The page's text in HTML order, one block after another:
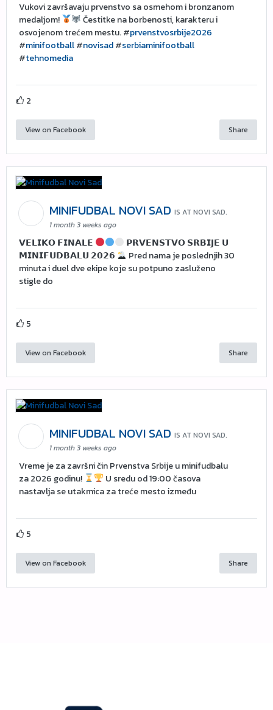
Vukovi završavaju prvenstvo sa osmehom i bronzanom
medaljom!
Čestitke na borbenosti, karakteru i
osvojenom trećem mestu. #prvenstvosrbije2026
#minifootball#novisad#serbiaminifootball
#tehnomedia
2
View on Facebook Share
MINIFUDBAL NOVI SAD IS AT NOVI SAD.
1 month 3 weeks ago
𝗩𝗘𝗟𝗜𝗞𝗢 𝗙𝗜𝗡𝗔𝗟𝗘
𝗣𝗥𝗩𝗘𝗡𝗦𝗧𝗩𝗢 𝗦𝗥𝗕𝗜𝗝𝗘 𝗨
𝗠𝗜𝗡𝗜𝗙𝗨𝗗𝗕𝗔𝗟𝗨 𝟮𝟬𝟮𝟲
Pred nama je poslednjih 30
minuta i duel dve ekipe koje su potpuno zasluženo
stigle do
5
View on Facebook Share
MINIFUDBAL NOVI SAD IS AT NOVI SAD.
1 month 3 weeks ago
Vreme je za završni čin Prvenstva Srbije u minifudbalu
za 2026 godinu!
U sredu od 19:00 časova
nastavlja se utakmica za treće mesto između
5
View on Facebook Share